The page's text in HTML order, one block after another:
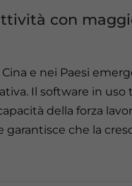
con
e nei Paesi
Il software in
della forza
che la